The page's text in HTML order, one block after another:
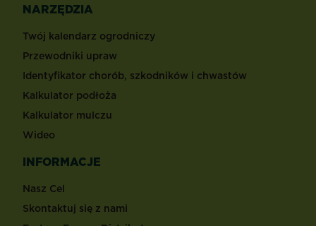
NARZĘDZIA
Twój kalendarz ogrodniczy
Przewodniki upraw
Identyfikator chorób, szkodników i chwastów
Kalkulator podłoża
Kalkulator mulczu
Wideo
INFORMACJE
Nasz Cel
Skontaktuj się z nami